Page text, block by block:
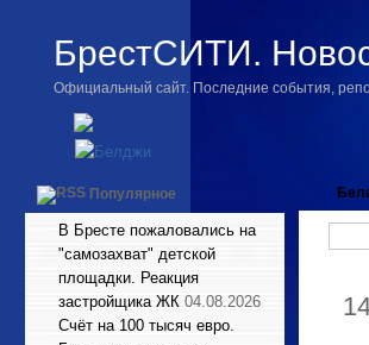
БрестСИТИ.
Официальный сайт. Последние события,
Популярное
В Бресте пожаловались на
"самозахват" детской
площадки. Реакция
застройщика ЖК 04.08.2026
Счёт на 100 тысяч евро.